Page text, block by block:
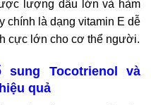
lượng dầu lớn và hàm
chính là dạng vitamin E dễ
cực lớn cho cơ thể người.
sung Tocotrienol và
quả